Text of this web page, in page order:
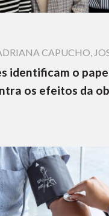
CAPUCHO,
identificam o
os efeitos da